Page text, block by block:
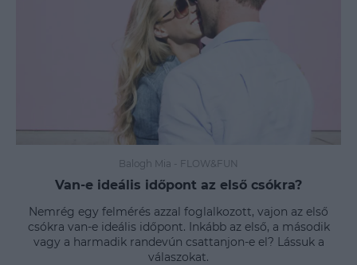
Balogh Mia - FLOW&FUN
Van-e ideális időpont az első csókra?
Nemrég egy felmérés azzal foglalkozott, vajon az első
csókra van-e ideális időpont. Inkább az első, a második
vagy a harmadik randevún csattanjon-e el? Lássuk a
válaszokat.